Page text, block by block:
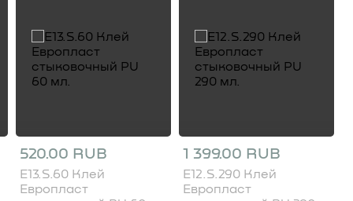
520.00 RUB
E13.S.60 Клей
Европласт
1 399.00 RUB
E12.S.290 Клей
Европласт